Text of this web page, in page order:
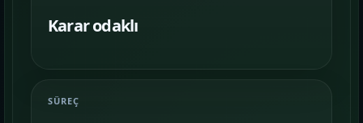
Karar odaklı
SÜREÇ